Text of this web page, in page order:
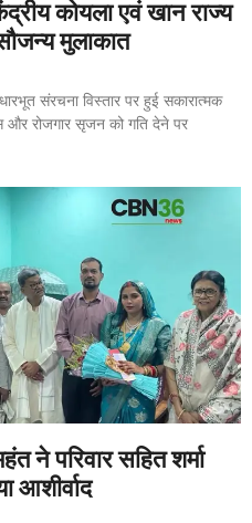
कोयला एवं खान राज्य
मुलाकात
संरचना विस्तार पर हुई सकारात्मक
और रोजगार सृजन को गति देने पर
ने परिवार सहित शर्मा
आशीर्वाद